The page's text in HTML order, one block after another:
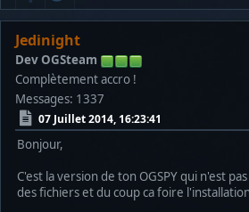
Jedinight
Dev OGSteam
Complètement accro !
Messages: 1337
07 Juillet 2014, 16:23:41
Bonjour,
C'est la version de ton OGSPY qui n'est
des fichiers et du coup ca foire